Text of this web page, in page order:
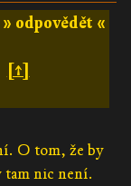
» odpovědět «
[↑]
O tom, že by
tam nic není.